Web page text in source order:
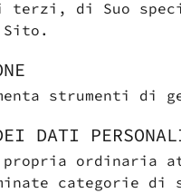
terzi, di Suo
strumenti di
DATI
ordinaria
categorie